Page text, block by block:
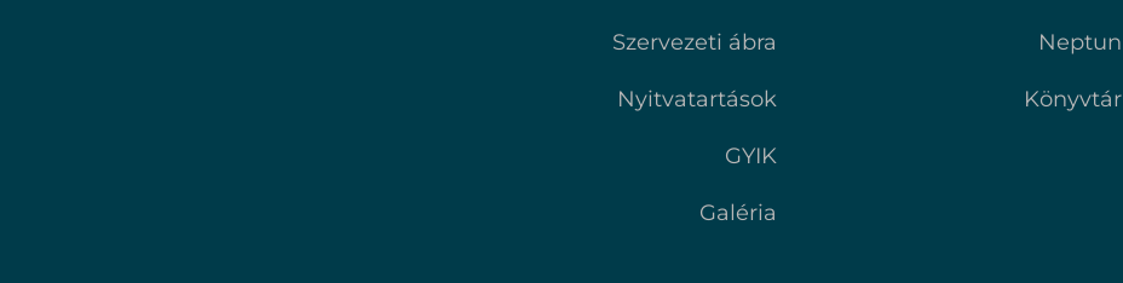
Szervezeti ábra
Nyitvatartások
GYIK
Galéria
Neptun
Könyvtár